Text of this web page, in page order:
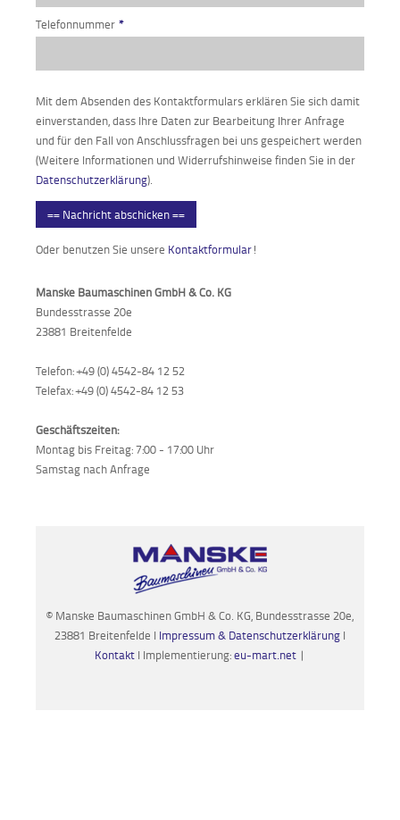
Telefonnummer *
Mit dem Absenden des Kontaktformulars erklären Sie sich damit
einverstanden, dass Ihre Daten zur Bearbeitung Ihrer Anfrage
und für den Fall von Anschlussfragen bei uns gespeichert werden
(Weitere Informationen und Widerrufshinweise finden Sie in der
Datenschutzerklärung).
== Nachricht abschicken ==
Oder benutzen Sie unsere Kontaktformular!
Manske Baumaschinen GmbH & Co. KG
Bundesstrasse 20e
23881 Breitenfelde
Telefon: +49 (0) 4542-84 12 52
Telefax: +49 (0) 4542-84 12 53
Geschäftszeiten:
Montag bis Freitag: 7:00 - 17:00 Uhr
Samstag nach Anfrage
© Manske Baumaschinen GmbH & Co. KG, Bundesstrasse 20e,
23881 Breitenfelde I Impressum & Datenschutzerklärung I
Kontakt I Implementierung:eu-mart.net |